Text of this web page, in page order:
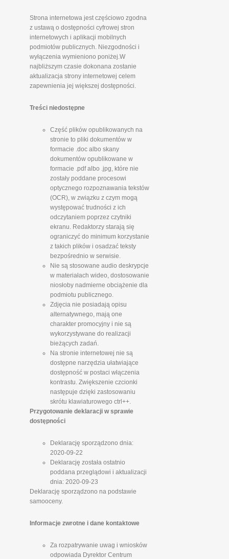
Strona internetowa jest częściowo zgodna
z ustawą o dostępności cyfrowej stron
internetowych i aplikacji mobilnych
podmiotów publicznych. Niezgodności i
wyłączenia wymieniono poniżej.W
najbliższym czasie dokonana zostanie
aktualizacja strony internetowej celem
zapewnienia jej większej dostępności.
Treści niedostępne
Część plików opublikowanych na
stronie to pliki dokumentów w
formacie .doc albo skany
dokumentów opublikowane w
formacie .pdf albo .jpg, które nie
zostały poddane procesowi
optycznego rozpoznawania tekstów
(OCR), w związku z czym mogą
występować trudności z ich
odczytaniem poprzez czytniki
ekranu. Redaktorzy starają się
ograniczyć do minimum korzystanie
z takich plików i osadzać teksty
bezpośrednio w serwisie.
Nie są stosowane audio deskrypcje
w materiałach wideo, dostosowanie
niosłoby nadmierne obciążenie dla
podmiotu publicznego.
Zdjęcia nie posiadają opisu
alternatywnego, mają one
charakter promocyjny i nie są
wykorzystywane do realizacji
bieżących zadań.
Na stronie internetowej nie są
dostępne narzędzia ułatwiające
dostępność w postaci włączenia
kontrastu. Zwiększenie czcionki
następuje dzięki zastosowaniu
skrótu klawiaturowego ctrl++.
Przygotowanie deklaracji w sprawie
dostępności
Deklarację sporządzono dnia:
2020-09-22
Deklarację została ostatnio
poddana przeglądowi i aktualizacji
dnia: 2020-09-23
Deklarację sporządzono na podstawie
samooceny.
Informacje zwrotne i dane kontaktowe
Za rozpatrywanie uwag i wniosków
odpowiada Dyrektor Centrum